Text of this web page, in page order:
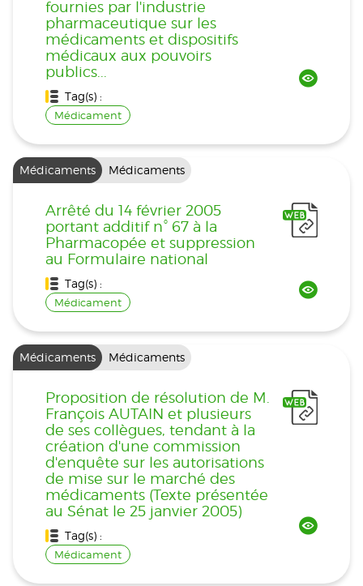
fournies par l'industrie
pharmaceutique sur les
médicaments et dispositifs
médicaux aux pouvoirs
publics...
Tag(s) :
Médicament
Médicaments Médicaments
Arrêté du 14 février 2005
portant additif n° 67 à la
Pharmacopée et suppression
au Formulaire national
Tag(s) :
Médicament
Médicaments Médicaments
Proposition de résolution de M.
François AUTAIN et plusieurs
de ses collègues, tendant à la
création d'une commission
d'enquête sur les autorisations
de mise sur le marché des
médicaments (Texte présentée
au Sénat le 25 janvier 2005)
Tag(s) :
Médicament